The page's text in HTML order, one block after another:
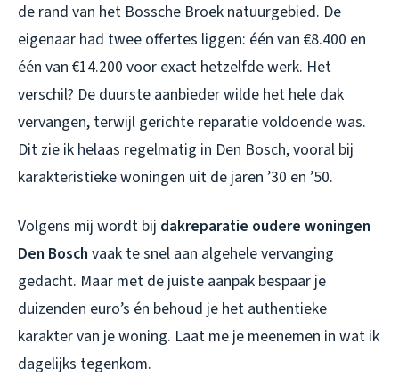
de rand van het Bossche Broek natuurgebied. De
eigenaar had twee offertes liggen: één van €8.400 en
één van €14.200 voor exact hetzelfde werk. Het
verschil? De duurste aanbieder wilde het hele dak
vervangen, terwijl gerichte reparatie voldoende was.
Dit zie ik helaas regelmatig in Den Bosch, vooral bij
karakteristieke woningen uit de jaren ’30 en ’50.
Volgens mij wordt bij dakreparatie oudere woningen
Den Bosch vaak te snel aan algehele vervanging
gedacht. Maar met de juiste aanpak bespaar je
duizenden euro’s én behoud je het authentieke
karakter van je woning. Laat me je meenemen in wat ik
dagelijks tegenkom.